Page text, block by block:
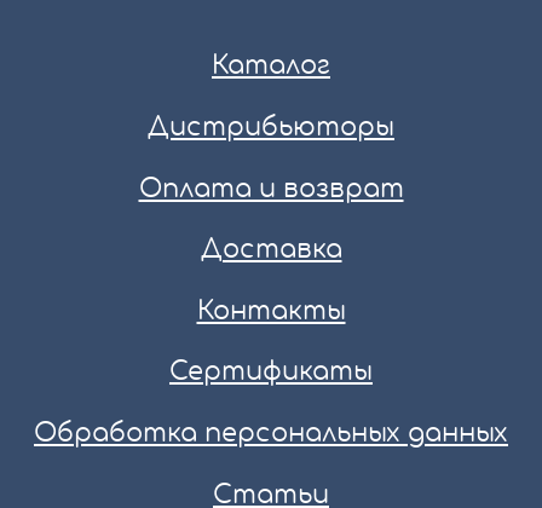
Каталог
Дистрибьюторы
Оплата и возврат
Доставка
Контакты
Сертификаты
Обработка персональных данных
Статьи